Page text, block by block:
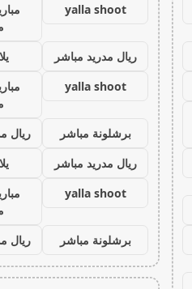
yalla shoot
ريال مدريد مباشر
yalla shoot
برشلونة مباشر
ريال
ريال مدريد مباشر
yalla shoot
برشلونة مباشر
ريال